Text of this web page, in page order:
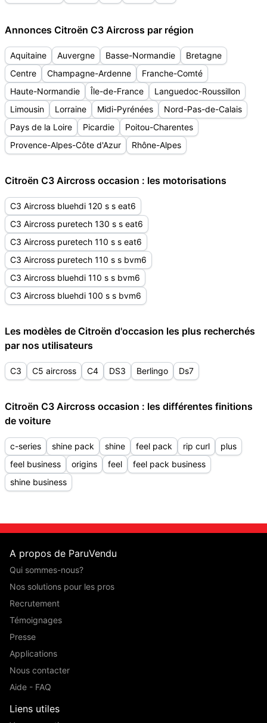
Annonces Citroën C3 Aircross par région
Aquitaine Auvergne Basse-Normandie
Bretagne
Centre
Champagne-Ardenne
Franche-Comté
Haute-Normandie
Île-de-France
Languedoc-Roussillon
Limousin
Lorraine Midi-Pyrénées
Nord-Pas-de-Calais
Pays de la Loire
Picardie
Poitou-Charentes
Provence-Alpes-Côte d'Azur
Rhône-Alpes
Citroën C3 Aircross occasion : les motorisations
C3 Aircross bluehdi 120 s s eat6
C3 Aircross puretech 130 s s eat6
C3 Aircross puretech 110 s s eat6
C3 Aircross puretech 110 s s bvm6
C3 Aircross bluehdi 110 s s bvm6
C3 Aircross bluehdi 100 s s bvm6
Les modèles de Citroën d'occasion les plus recherchés
par nos utilisateurs
C3 C5 aircross C4 DS3 Berlingo Ds7
Citroën C3 Aircross occasion : les différentes finitions
de voiture
c-series shine pack shine feel pack rip curl
plus
feel business
origins feel
feel pack business
shine business
A propos de ParuVendu
Qui sommes-nous?
Nos solutions pour les pros
Recrutement
Témoignages
Presse
Applications
Nous contacter
Aide - FAQ
Liens utiles